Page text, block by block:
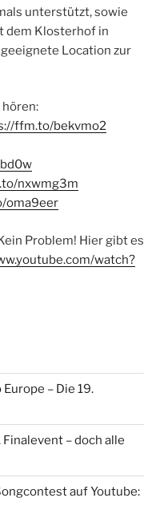
unterstützt, sowie
dem Klosterhof in
Location zur
hören:
ffm.to/bekvmo2
nxwmg3m
oma9eer
Problem! Hier gibt es
watch?
– Die 19.
– doch alle
auf Youtube: